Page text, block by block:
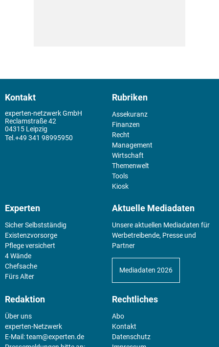
Kontakt
experten-netzwerk GmbH
Reclamstraße 42
04315 Leipzig
+49 341 98995950
Rubriken
Assekuranz
Finanzen
Recht
Management
Wirtschaft
Themenwelt
Tools
Kiosk
Experten
Sicher Selbstständig
Existenz­vorsorge
Pflege versichert
4 Wände
Chefsache
Fürs Alter
Aktuelle Mediadaten
Unsere aktuellen Mediadaten für
Werbetreibende, Presse und
Partner
Mediadaten 2026
Redaktion
Über uns
experten-Netzwerk
E-Mail:team@experten.de
Rechtliches
Abo
Kontakt
Datenschutz